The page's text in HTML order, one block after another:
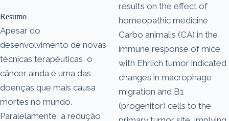
Resumo
Apesar do
desenvolvimento de novas
técnicas terapêuticas, o
câncer ainda é uma das
doenças que mais causa
mortes no mundo.
Paralelamente, a redução
results on the effect of
homeopathic medicine
Carbo animalis (CA) in the
immune response of mice
with Ehrlich tumor indicated
changes in macrophage
migration and B1
(progenitor) cells to the